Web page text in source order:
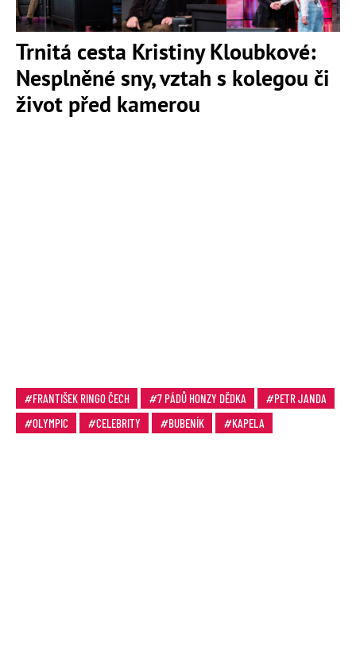
Trnitá cesta Kristiny Kloubkové:
Nesplněné sny, vztah s kolegou či
život před kamerou
FRANTIŠEK RINGO ČECH 7 PÁDŮ HONZY DĚDKA
PETR JANDA
OLYMPIC
CELEBRITY BUBENÍK KAPELA